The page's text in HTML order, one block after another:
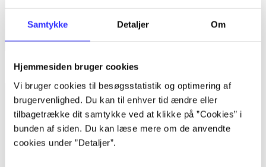
Samtykke Detaljer Om
Hjemmesiden bruger cookies
Vi bruger cookies til besøgsstatistik og optimering af
brugervenlighed. Du kan til enhver tid ændre eller
tilbagetrække dit samtykke ved at klikke på ”Cookies” i
bunden af siden. Du kan læse mere om de anvendte
cookies under ”Detaljer”.
Majin and the forsaken kingdom